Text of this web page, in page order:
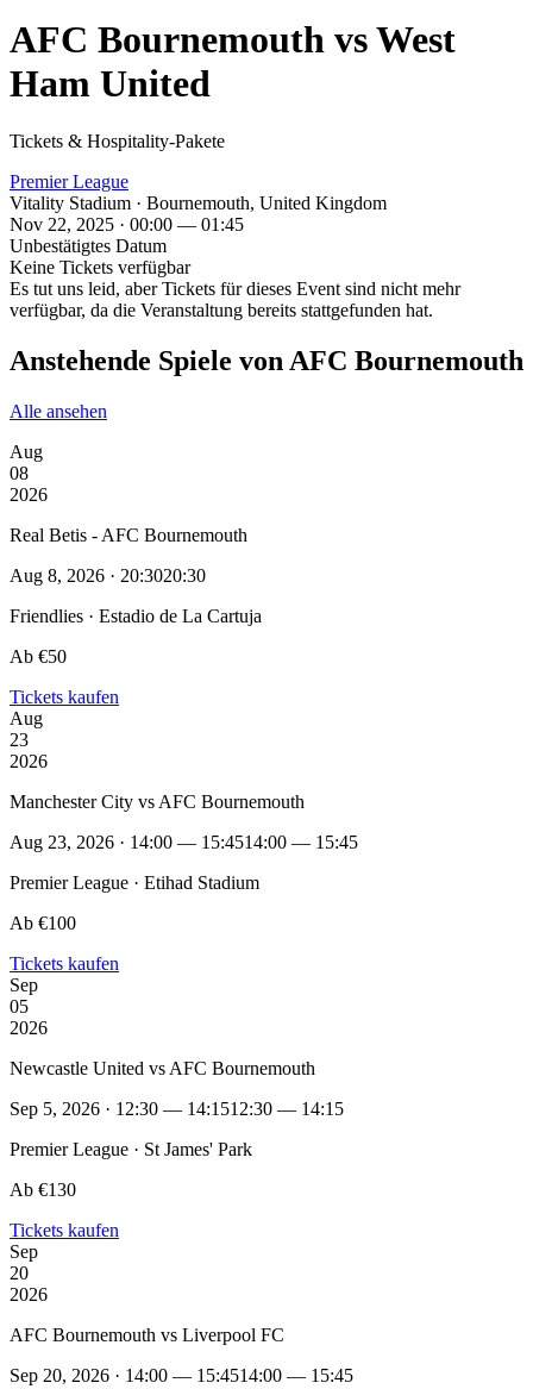
AFC Bournemouth vs West
Ham United
Tickets & Hospitality-Pakete
Premier League
Vitality Stadium · Bournemouth, United Kingdom
Nov 22, 2025 · 00:00 — 01:45
Unbestätigtes Datum
Keine Tickets verfügbar
Es tut uns leid, aber Tickets für dieses Event sind nicht mehr
verfügbar, da die Veranstaltung bereits stattgefunden hat.
Anstehende Spiele von AFC Bournemouth
Alle ansehen
Aug
08
2026
Real Betis - AFC Bournemouth
Aug 8, 2026 · 20:3020:30
Friendlies · Estadio de La Cartuja
Ab €50
Tickets kaufen
Aug
23
2026
Manchester City vs AFC Bournemouth
Aug 23, 2026 · 14:00 — 15:4514:00 — 15:45
Premier League · Etihad Stadium
Ab €100
Tickets kaufen
Sep
05
2026
Newcastle United vs AFC Bournemouth
Sep 5, 2026 · 12:30 — 14:1512:30 — 14:15
Premier League · St James' Park
Ab €130
Tickets kaufen
Sep
20
2026
AFC Bournemouth vs Liverpool FC
Sep 20, 2026 · 14:00 — 15:4514:00 — 15:45